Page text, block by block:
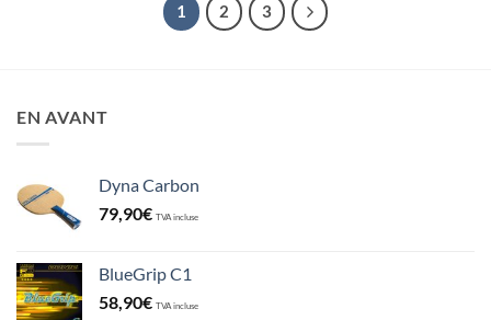
1 2 3
EN AVANT
Dyna Carbon
79,90€ TVA incluse
BlueGrip C1
58,90€ TVA incluse